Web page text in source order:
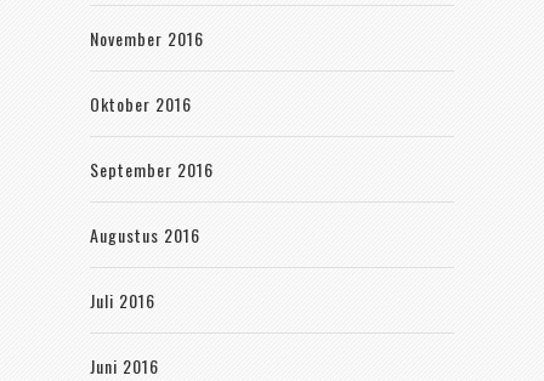
November 2016
Oktober 2016
September 2016
Augustus 2016
Juli 2016
Juni 2016